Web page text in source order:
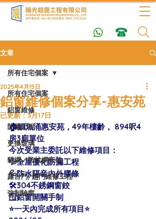
文章
所有住宅個案
鋁窗維修
防漏工程
更換玻璃
貓網／防蚊網安裝
露台門/趟門維修工程
強制驗窗
所有住宅個案
鋁窗維修個案分享-惠安苑
2025年4月15日
已更新：3月17日
🏠鰂魚涌惠安苑，49年樓齡， 894呎4
房3廁單位
今次受業主委託以下維修項目：
💦全屋優化防漏工程
💦防水隔音內外膠條
🛠304不銹鋼窗鉸
🪟鋁窗開關手制
⭐️一天內完成所有項目⭐️